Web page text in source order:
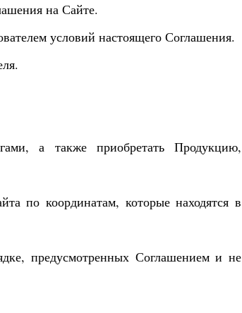
на Сайте.
условий настоящего Соглашения.
а также приобретать Продукцию,
по координатам, которые находятся в
предусмотренных Соглашением и не